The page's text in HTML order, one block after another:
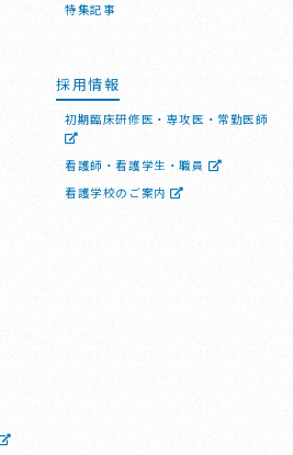
特集記事
採用情報
初期臨床研修医・専攻医・常勤医師
看護師・看護学生・職員
看護学校のご案内